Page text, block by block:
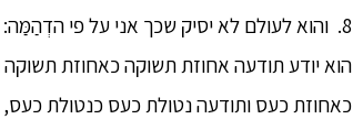
8. והוא לעולם לא יסיק שכך אני על פי
הוא יודע תודעה אחוזת תשוקה כאחוזת
כאחוזת כעס ותודעה נטולת כעס כנטולת כעס,